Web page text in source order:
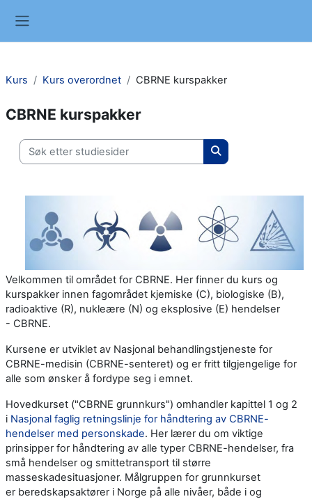
Kurs Kurs overordnet CBRNE kurspakker
CBRNE kurspakker
Søk etter studiesider
Søk etter
Velkommen til området for CBRNE. Her finner du kurs og
kurspakker innen fagområdet kjemiske (C), biologiske (B),
radioaktive (R), nukleære (N) og eksplosive (E) hendelser
- CBRNE.
Kursene er utviklet av Nasjonal behandlingstjeneste for
CBRNE-medisin (CBRNE-senteret) og er fritt tilgjengelige for
alle som ønsker å fordype seg i emnet.
Hovedkurset ("CBRNE grunnkurs") omhandler kapittel 1 og 2
i Nasjonal faglig retningslinje for håndtering av CBRNE-
hendelser med personskade. Her lærer du om viktige
prinsipper for håndtering av alle typer CBRNE-hendelser, fra
små hendelser og smittetransport til større
masseskadesituasjoner. Målgruppen for grunnkurset
er beredskapsaktører i Norge på alle nivåer, både i og